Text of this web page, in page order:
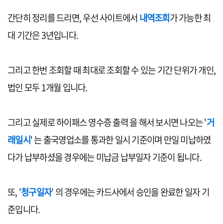
간단히 정리를 드리면, 우선 사이트에서내역조회가 가능한 최
대 기간은 3년입니다.
그리고 한번 조회할 때 최대로 조회할 수 있는 기간 단위가 개인,
법인 모두 1개월 입니다.
그리고 실제로 하이패스 영수증 출력 을 해서 보시면 나오는 '거
래일시' 는 출국영업소를 통과한 일시 기준이며 만일 미납하였
다가 납부하셨을 경우에는 미납금 납부일자 기준이 됩니다.
또, '청구일자' 의 경우에는 카드사에서 승인을 완료한 일자 기
준입니다.